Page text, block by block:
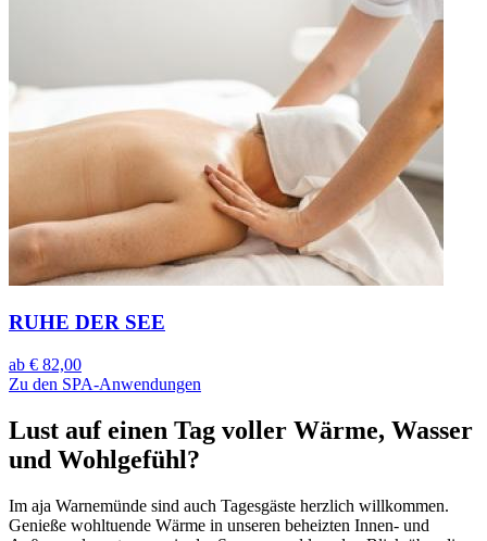
RUHE DER SEE
ab € 82,00
Zu den SPA-Anwendungen
Lust auf einen Tag voller Wärme, Wasser
und Wohlgefühl?
Im aja Warnemünde sind auch Tagesgäste herzlich willkommen.
Genieße wohltuende Wärme in unseren beheizten Innen- und